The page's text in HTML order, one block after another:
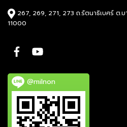
267, 269, 271, 273 ถ.รัตนาธิเบศร์ ต.
11000
@milnon